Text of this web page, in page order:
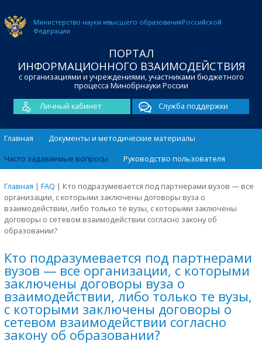
Министерство науки ивысшего образованияРоссийской
Федерации
ПОРТАЛ
ИНФОРМАЦИОННОГО ВЗАИМОДЕЙСТВИЯ
с организациями и учреждениями, участниками бюджетного
процесса Минобрнауки России
Личный кабинет
Служба поддержки
Главная
Документы и методические материалы
Часто задаваемые вопросы
Руководство пользователя
Главная | FAQ | Кто подразумевается под партнерами вузов — все
организации, с которыми заключены договоры вуза о
взаимодействии, либо только те вузы, с которыми заключены
договоры о сетевом взаимодействии согласно закону об
образовании?
Кто подразумевается под партнерами
вузов — все организации, с которыми
заключены договоры вуза о
взаимодействии, либо только те вузы,
с которыми заключены договоры о
сетевом взаимодействии согласно
закону об образовании?